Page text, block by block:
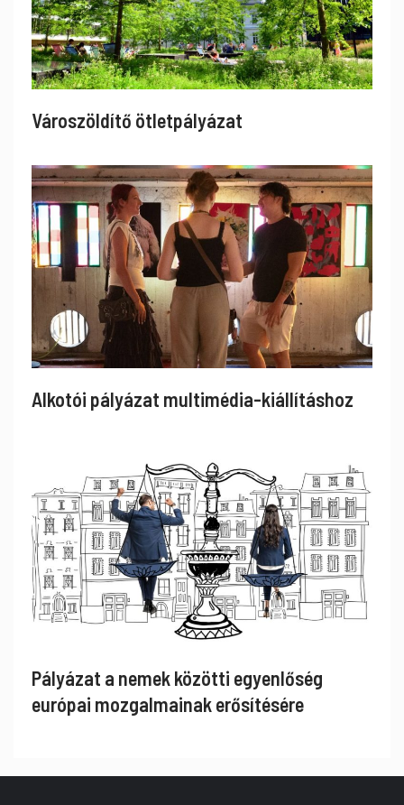
Városzöldítő ötletpályázat
Alkotói pályázat multimédia-kiállításhoz
Pályázat a nemek közötti egyenlőség
európai mozgalmainak erősítésére